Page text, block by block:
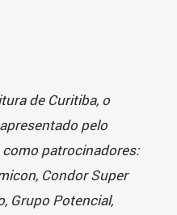
de Curitiba, o
pelo
patrocinadores:
Condor Super
Grupo Potencial,